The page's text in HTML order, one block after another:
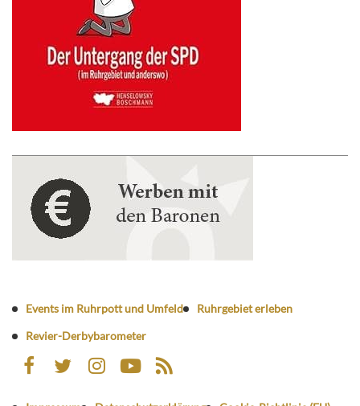
Events im Ruhrpott und Umfeld
Ruhrgebiet erleben
Revier-Derbybarometer